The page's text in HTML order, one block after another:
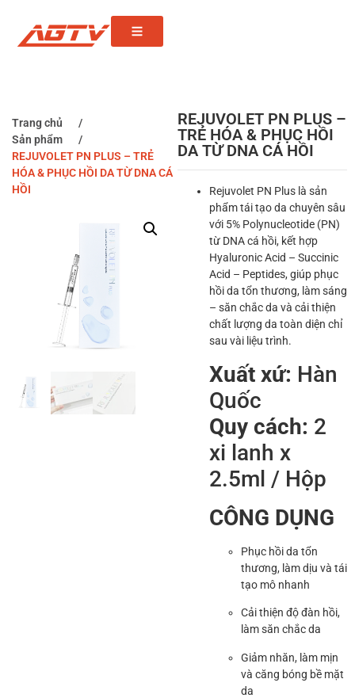
Trang chủ
/
Sản phẩm
/
REJUVOLET PN PLUS – TRẺ
HÓA & PHỤC HỒI DA TỪ DNA CÁ
HỒI
REJUVOLET PN PLUS –
TRẺ HÓA & PHỤC HỒI
DA TỪ DNA CÁ HỒI
Rejuvolet PN Plus là sản
phẩm tái tạo da chuyên sâu
với 5% Polynucleotide (PN)
từ DNA cá hồi, kết hợp
Hyaluronic Acid – Succinic
Acid – Peptides, giúp phục
hồi da tổn thương, làm sáng
– săn chắc da và cải thiện
chất lượng da toàn diện chỉ
sau vài liệu trình.
Xuất xứ: Hàn
Quốc
Quy cách: 2
xi lanh x
2.5ml / Hộp
CÔNG DỤNG
Phục hồi da tổn
thương, làm dịu và tái
tạo mô nhanh
Cải thiện độ đàn hồi,
làm săn chắc da
Giảm nhăn, làm mịn
và căng bóng bề mặt
da